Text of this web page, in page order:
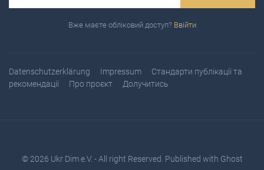
Вже маєте обліковий доступ? Ввійти
Datenschutzerklärung Impressum
Стандарти публікації та
рекомендації
Про проєкт Долучитись
© 2026 Ukr Dim e.V. - All right Reserved. Published with Ghost